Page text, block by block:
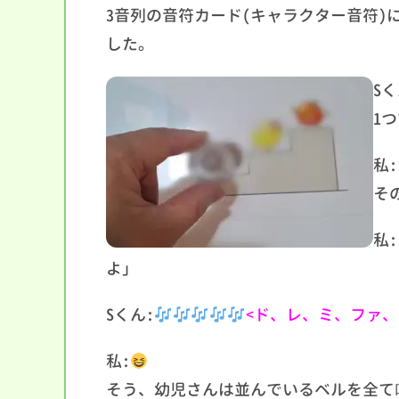
3音列の音符カード(キャラクター音符)
した。
S
1
私
そ
私:
よ」
Sくん: <ド、レ、ミ、ファ
私:
そう、幼児さんは並んでいるベルを全